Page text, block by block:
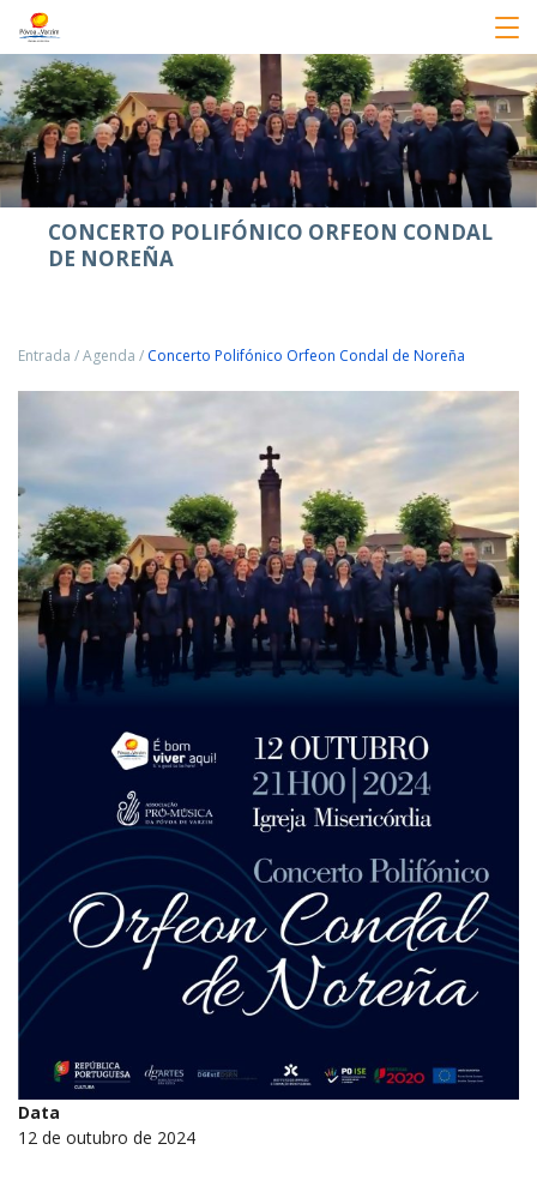
CONCERTO POLIFÓNICO ORFEON CONDAL
DE NOREÑA
Entrada /Agenda / Concerto Polifónico Orfeon Condal de Noreña
Data
12 de outubro de 2024